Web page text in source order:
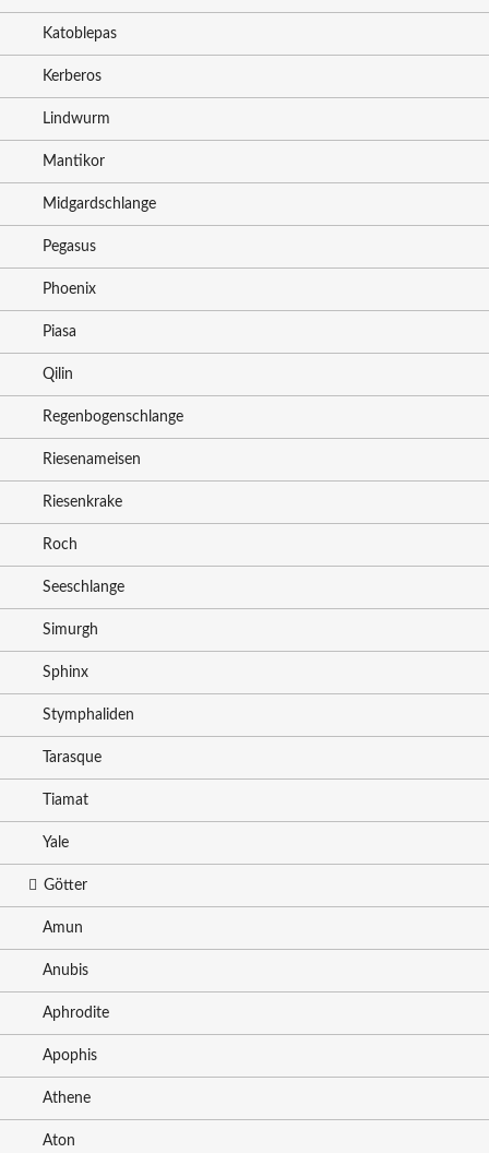
Katoblepas
Kerberos
Lindwurm
Mantikor
Midgardschlange
Pegasus
Phoenix
Piasa
Qilin
Regenbogenschlange
Riesenameisen
Riesenkrake
Roch
Seeschlange
Simurgh
Sphinx
Stymphaliden
Tarasque
Tiamat
Yale
Götter
Amun
Anubis
Aphrodite
Apophis
Athene
Aton